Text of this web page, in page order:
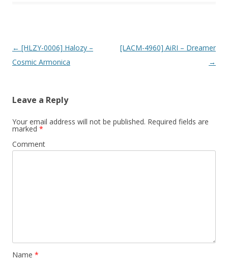
Post navigation
← [HLZY-0006] Halozy –
Cosmic Armonica
[LACM-4960] AiRI – Dreamer
→
Leave a Reply
Your email address will not be published. Required fields are
marked *
Comment
Name *